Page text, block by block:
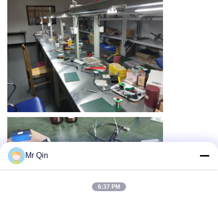
Mr Qin
6:37 PM